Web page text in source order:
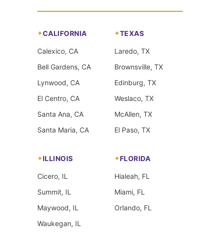
CALIFORNIA
Calexico, CA
Bell Gardens, CA
Lynwood, CA
El Centro, CA
Santa Ana, CA
Santa Maria, CA
TEXAS
Laredo, TX
Brownsville, TX
Edinburg, TX
Weslaco, TX
McAllen, TX
El Paso, TX
ILLINOIS
Cicero, IL
Summit, IL
Maywood, IL
Waukegan, IL
FLORIDA
Hialeah, FL
Miami, FL
Orlando, FL